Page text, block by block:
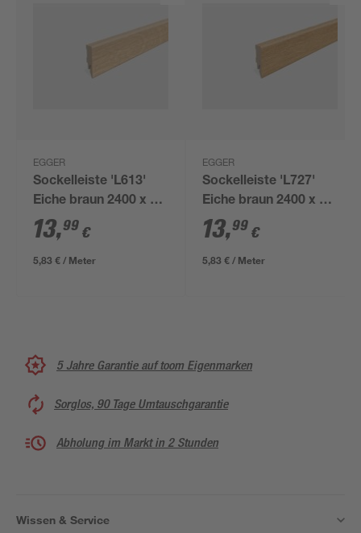
EGGER
Sockelleiste 'L613'
Eiche braun 2400 x 58
x 14 mm
13,99 €
5,83 € / Meter
EGGER
Sockelleiste 'L727'
Eiche braun 2400 x 58
x 14 mm
13,99 €
5,83 € / Meter
5 Jahre Garantie auf toom Eigenmarken
Sorglos, 90 Tage Umtauschgarantie
Abholung im Markt in 2 Stunden
Wissen & Service